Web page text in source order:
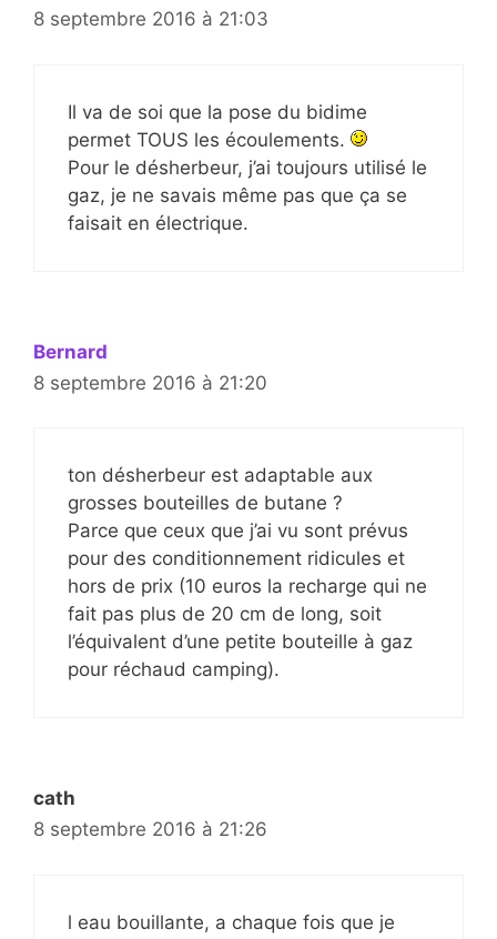
8 septembre 2016 à 21:03
Il va de soi que la pose du bidime
permet TOUS les écoulements.
Pour le désherbeur, j’ai toujours utilisé le
gaz, je ne savais même pas que ça se
faisait en électrique.
Bernard
8 septembre 2016 à 21:20
ton désherbeur est adaptable aux
grosses bouteilles de butane ?
Parce que ceux que j’ai vu sont prévus
pour des conditionnement ridicules et
hors de prix (10 euros la recharge qui ne
fait pas plus de 20 cm de long, soit
l’équivalent d’une petite bouteille à gaz
pour réchaud camping).
cath
8 septembre 2016 à 21:26
l eau bouillante, a chaque fois que je